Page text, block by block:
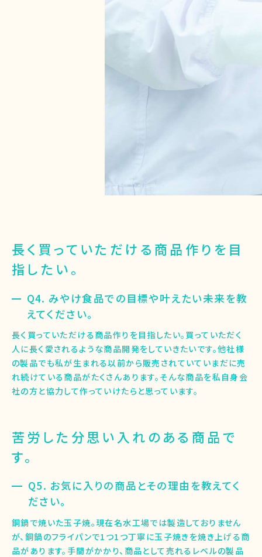
長く買っていただける商品作りを目
指したい。
Q4. みやけ食品での目標や叶えたい未来を教
えてください。
長く買っていただける商品作りを目指したい。買っていただく
人に長く愛されるような商品開発をしていきたいです。他社様
の製品でも私が生まれる以前から販売されていていまだに売
れ続けている商品がたくさんあります。そんな商品を私自身会
社の方と協力して作っていけたらと思っています。
苦労した分思い入れのある商品で
す。
Q5. お気に入りの商品とその理由を教えてく
ださい。
銅鍋で焼いた玉子焼。現在名水工場では製造しておりません
が、銅鍋のフライパンで1つ1つ丁寧に玉子焼きを焼き上げる商
品があります。手間がかかり、商品として売れるレベルの製品